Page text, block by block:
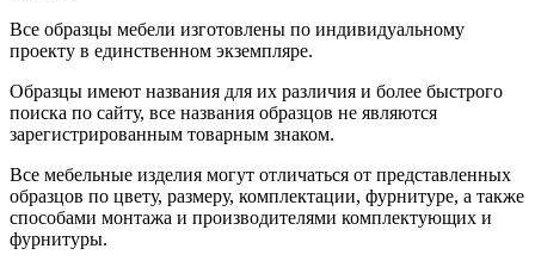
Все образцы мебели изготовлены по индивидуальному
проекту в единственном экземпляре.
Образцы имеют названия для их различия и более быстрого
поиска по сайту, все названия образцов не являются
зарегистрированным товарным знаком.
Все мебельные изделия могут отличаться от представленных
образцов по цвету, размеру, комплектации, фурнитуре, а также
способами монтажа и производителями комплектующих и
фурнитуры.